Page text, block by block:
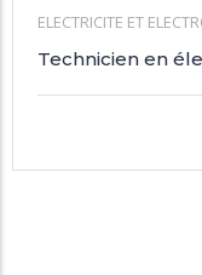
ELECTRICITE ET
Technicien en